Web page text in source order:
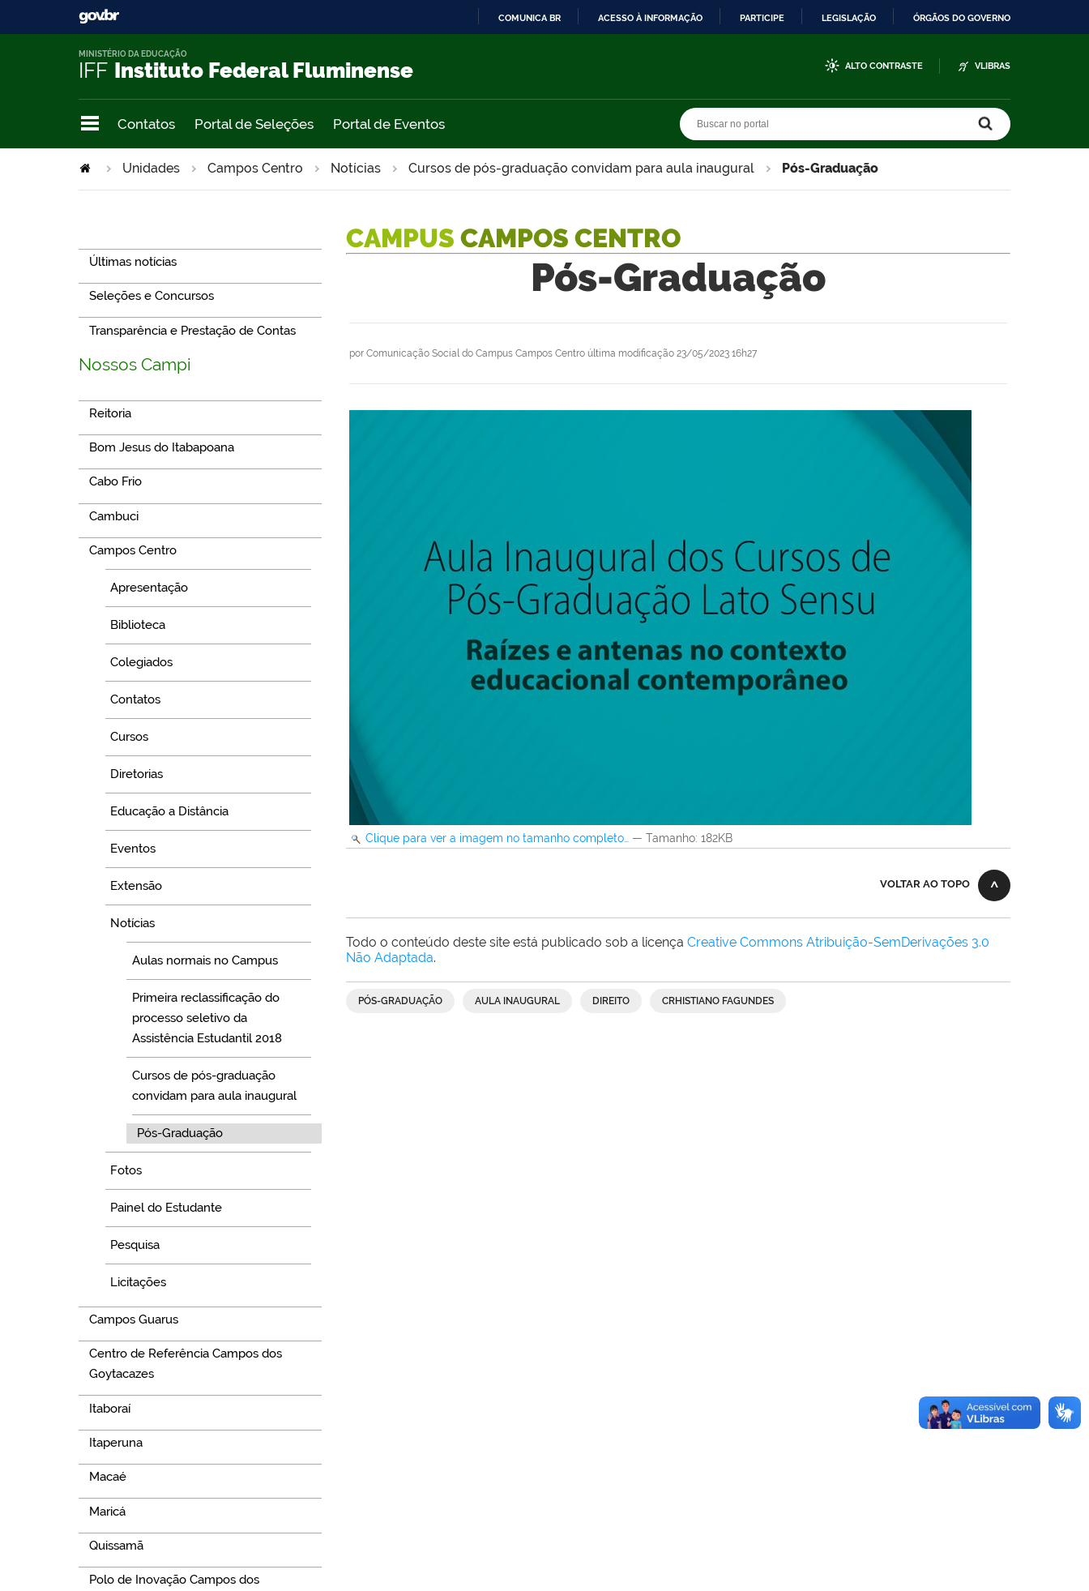
COMUNICA BR ACESSO À INFORMAÇÃO PARTICIPE LEGISLAÇÃO ÓRGÃOS DO GOVERNO
IFF Instituto Federal Fluminense
MINISTÉRIO DA EDUCAÇÃO
ALTO CONTRASTE VLIBRAS
Contatos Portal de Seleções Portal de Eventos
Unidades Campos Centro Notícias Cursos de pós-graduação convidam para aula inaugural Pós-Graduação
Últimas notícias
Seleções e Concursos
Transparência e Prestação de Contas
Nossos Campi
Reitoria
Bom Jesus do Itabapoana
Cabo Frio
Cambuci
Campos Centro
Apresentação
Biblioteca
Colegiados
Contatos
Cursos
Diretorias
Educação a Distância
Eventos
Extensão
Notícias
Aulas normais no Campus
Primeira reclassificação do
processo seletivo da
Assistência Estudantil 2018
Cursos de pós-graduação
convidam para aula inaugural
Pós-Graduação
Fotos
Painel do Estudante
Pesquisa
Licitações
Campos Guarus
Centro de Referência Campos dos
Goytacazes
Itaboraí
Itaperuna
Macaé
Maricá
Quissamã
Polo de Inovação Campos dos
CAMPUS CAMPOS CENTRO
Pós-Graduação
por Comunicação Social do Campus Campos Centro última modificação 23/05/2023 16h27
Clique para ver a imagem no tamanho completo… — Tamanho: 182KB
VOLTAR AO TOPO
Todo o conteúdo deste site está publicado sob a licença Creative Commons Atribuição-SemDerivações 3.0
Não Adaptada.
PÓS-GRADUAÇÃO AULA INAUGURAL DIREITO CRHISTIANO FAGUNDES